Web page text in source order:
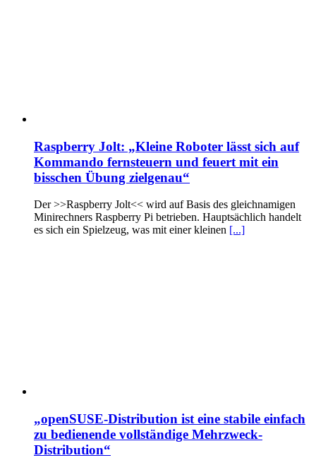
Raspberry Jolt: „Kleine Roboter lässt sich auf
Kommando fernsteuern und feuert mit ein
bisschen Übung zielgenau“
Der >>Raspberry Jolt<< wird auf Basis des gleichnamigen
Minirechners Raspberry Pi betrieben. Hauptsächlich handelt
es sich ein Spielzeug, was mit einer kleinen [...]
„openSUSE-Distribution ist eine stabile einfach
zu bedienende vollständige Mehrzweck-
Distribution“